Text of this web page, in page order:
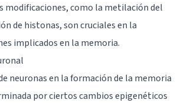
modificaciones, como la metilación del
de histonas, son cruciales en la
implicados en la memoria.
neuronas en la formación de la memoria
por ciertos cambios epigenéticos